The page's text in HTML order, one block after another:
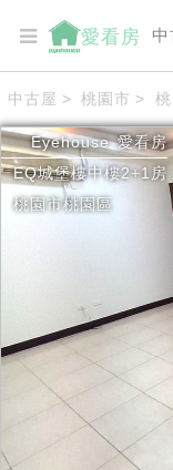
愛看房 中
中古屋 > 桃園市 >
Eyehouse 愛看房
EQ城堡樓中樓2+1房
桃園市桃園區